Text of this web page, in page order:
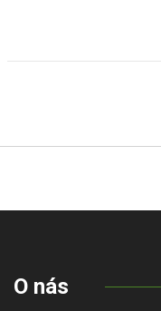
O nás